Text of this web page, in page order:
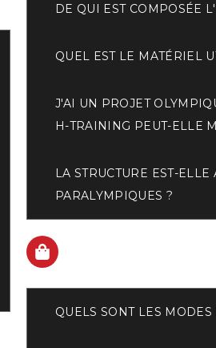
DE QUI EST COMPOSÉE
QUEL EST LE MATÉRIEL
J'AI UN PROJET
H-TRAINING PEUT-ELLE
LA STRUCTURE EST-
PARALYMPIQUES ?
QUELS SONT LES